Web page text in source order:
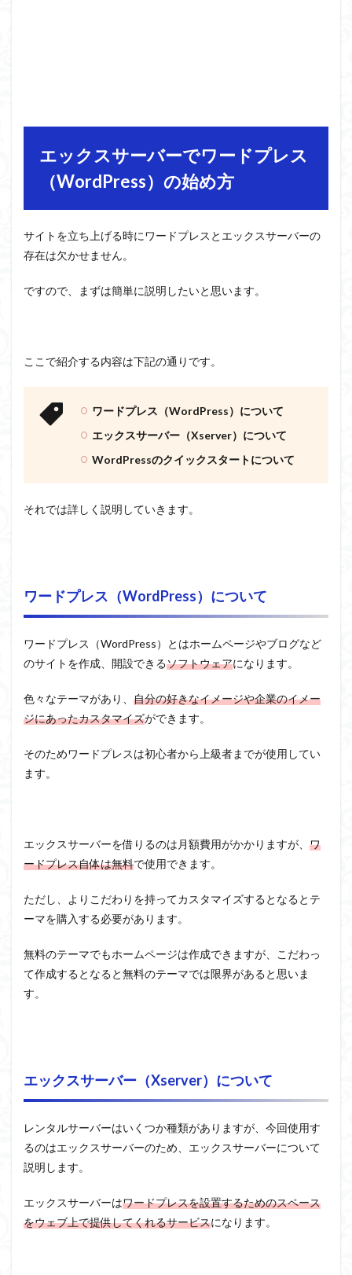
エックスサーバーでワードプレス
（WordPress）の始め方
サイトを立ち上げる時にワードプレスとエックスサーバーの
存在は欠かせません。
ですので、まずは簡単に説明したいと思います。
ここで紹介する内容は下記の通りです。
ワードプレス（WordPress）について
エックスサーバー（Xserver）について
WordPressのクイックスタートについて
それでは詳しく説明していきます。
ワードプレス（WordPress）について
ワードプレス（WordPress）とはホームページやブログなど
のサイトを作成、開設できるソフトウェアになります。
色々なテーマがあり、 自分の好きなイメージや企業のイメー
ジにあったカスタマイズができます。
そのためワードプレスは初心者から上級者までが使用してい
ます。
エックスサーバーを借りるのは月額費用がかかりますが、 ワ
ードプレス自体は無料で使用できます。
ただし、よりこだわりを持ってカスタマイズするとなるとテ
ーマを購入する必要があります。
無料のテーマでもホームページは作成できますが、こだわっ
て作成するとなると無料のテーマでは限界があると思いま
す。
エックスサーバー（Xserver）について
レンタルサーバーはいくつか種類がありますが、今回使用す
るのはエックスサーバーのため、エックスサーバーについて
説明します。
エックスサーバーはワードプレスを設置するためのスペース
をウェブ上で提供してくれるサービスになります。